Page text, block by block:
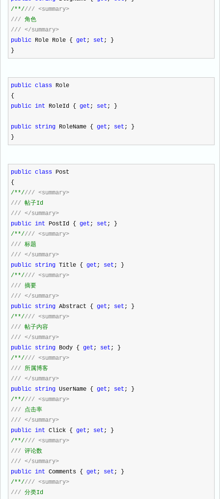
/**//// <summary>
/// 角色
/// </summary>
public Role Role { get ; set ; }
}
public class Role
{
public int RoleId { get ; set ; }
public string RoleName { get ; set ; }
}
public class Post
{
/**//// <summary>
/// 帖子Id
/// </summary>
public int PostId { get ; set ; }
/**//// <summary>
/// 标题
/// </summary>
public string Title { get ; set ; }
/**//// <summary>
/// 摘要
/// </summary>
public string Abstract { get ; set ; }
/**//// <summary>
/// 帖子内容
/// </summary>
public string Body { get ; set ; }
/**//// <summary>
/// 所属博客
/// </summary>
public string UserName { get ; set ; }
/**//// <summary>
/// 点击率
/// </summary>
public int Click { get ; set ; }
/**//// <summary>
/// 评论数
/// </summary>
public int Comments { get ; set ; }
/**//// <summary>
/// 分类Id